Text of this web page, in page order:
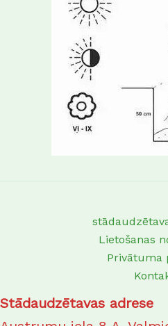
Lietošanas
Privātuma
Stādaudzētavas adrese